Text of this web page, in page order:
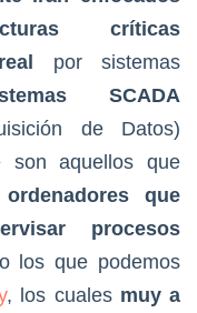
críticas
por sistemas
SCADA
de Datos)
son aquellos que
que
procesos
los que podemos
, los cuales muy a